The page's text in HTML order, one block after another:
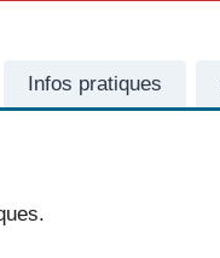
Infos pratiques